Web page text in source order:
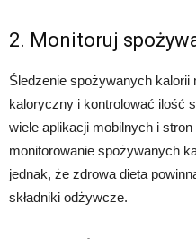
2. Monitoruj
Śledzenie spożywanych
kaloryczny i kontrolować ilość
wiele aplikacji mobilnych i
monitorowanie spożywanych
jednak, że zdrowa dieta
składniki odżywcze.